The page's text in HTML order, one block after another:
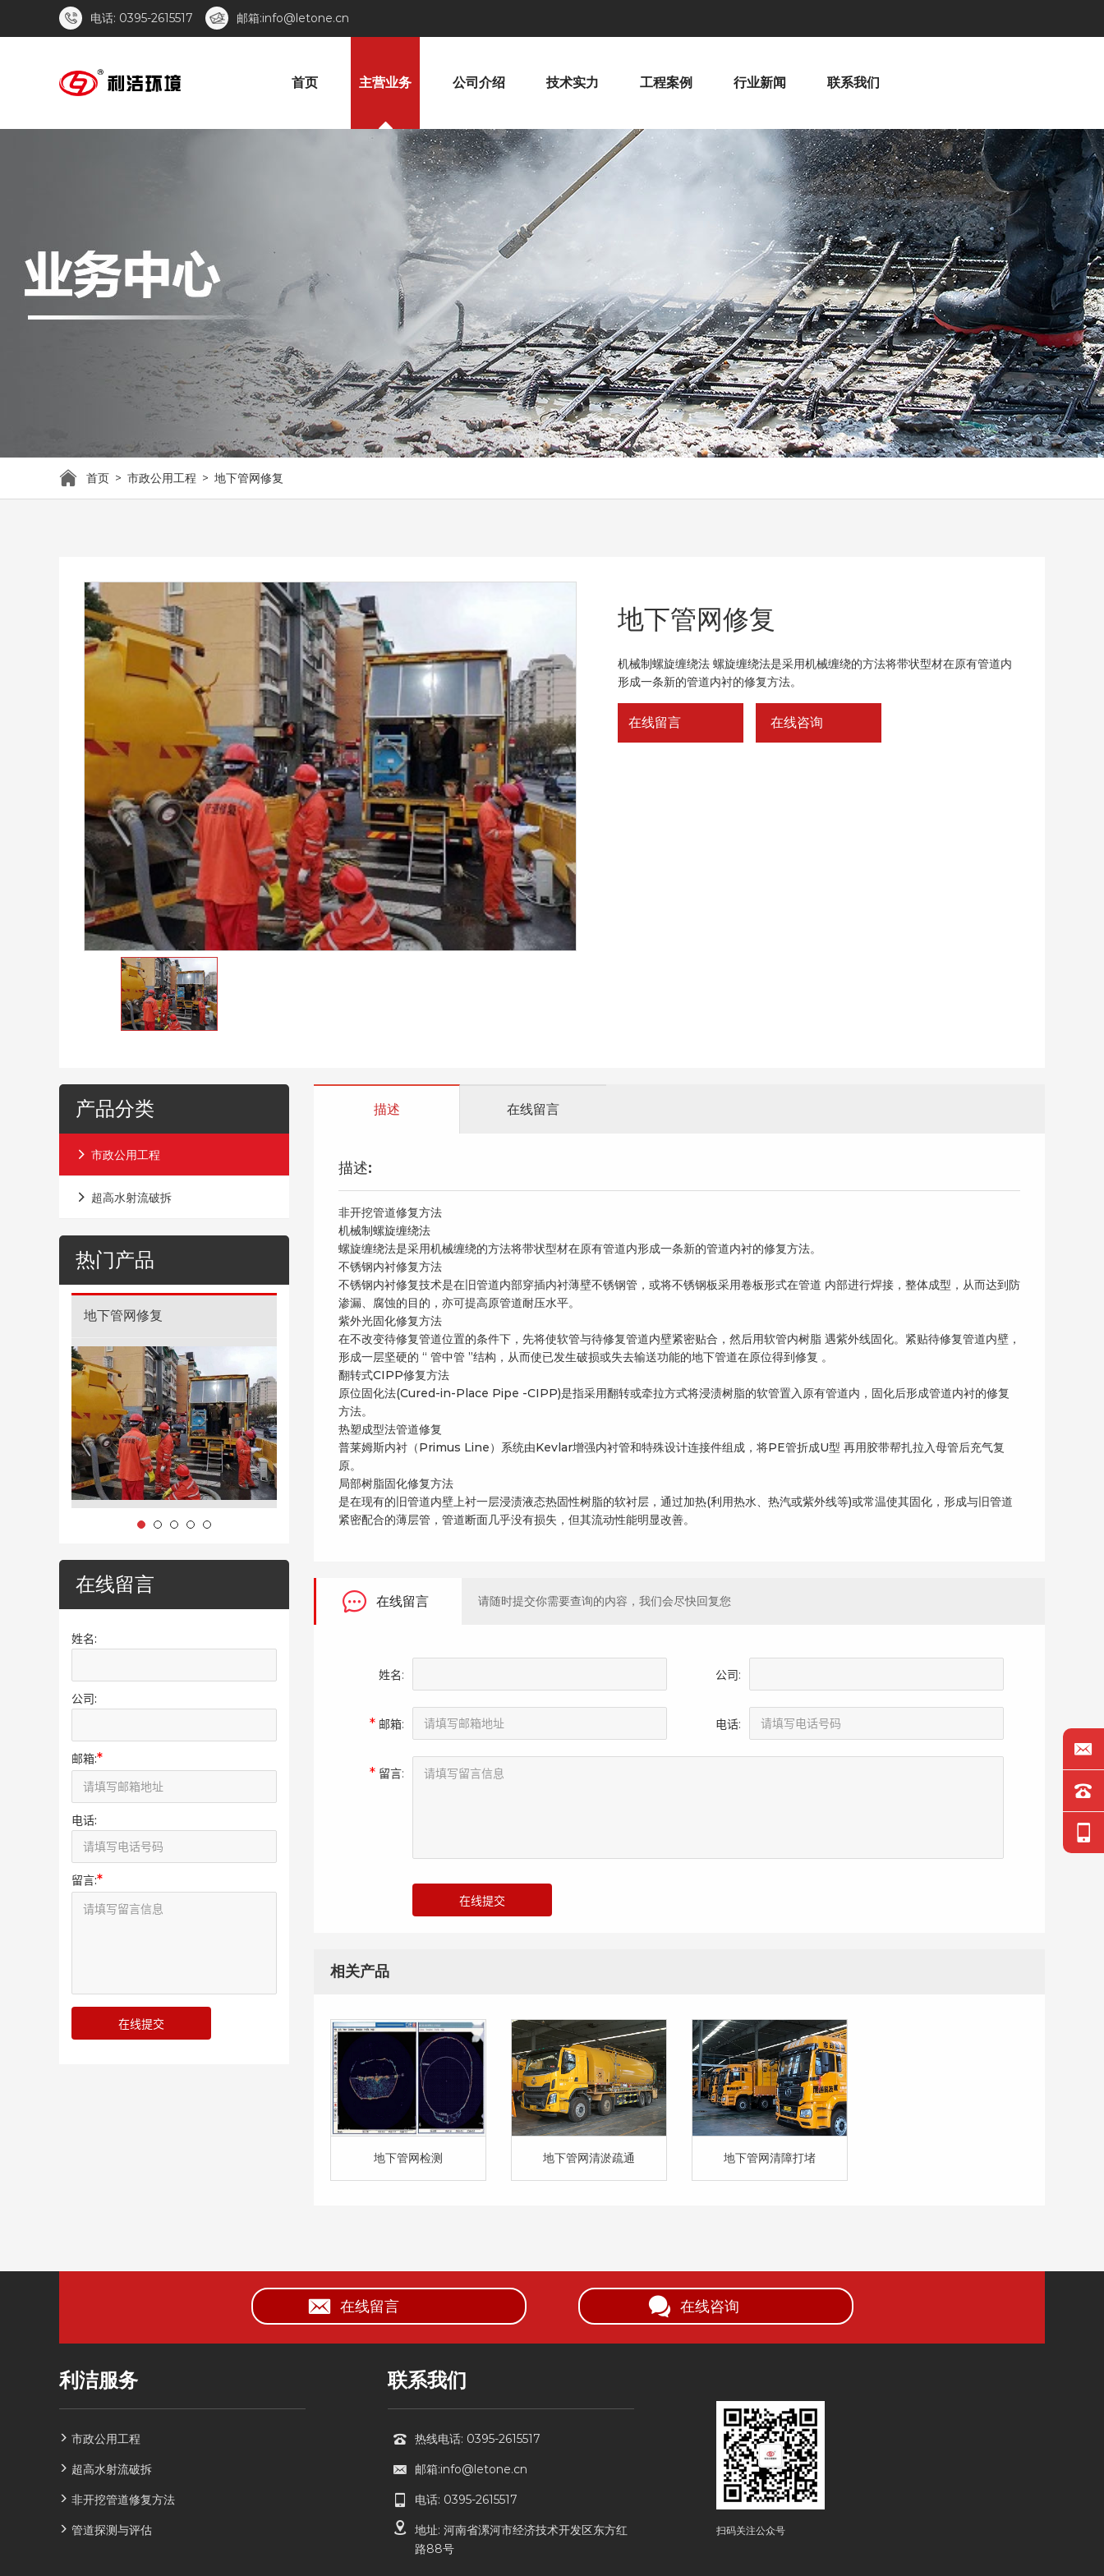
电话: 0395-2615517 邮箱:info@letone.cn
首页 主营业务 公司介绍 技术实力 工程案例 行业新闻 联系我们
首页 > 市政公用工程 > 地下管网修复
地下管网修复
机械制螺旋缠绕法 螺旋缠绕法是采用机械缠绕的方法将带状型材在原有管道内
形成一条新的管道内衬的修复方法。
在线留言 在线咨询
产品分类
市政公用工程
超高水射流破拆
热门产品
地下管网修复 地下管网清障打堵
在线留言
姓名:
公司:
邮箱:*
电话:
留言:*
描述 在线留言
描述:
非开挖管道修复方法
机械制螺旋缠绕法
螺旋缠绕法是采用机械缠绕的方法将带状型材在原有管道内形成一条新的管道内衬的修复方法。
不锈钢内衬修复方法
不锈钢内衬修复技术是在旧管道内部穿插内衬薄壁不锈钢管，或将不锈钢板采用卷板形式在管道 内部进行焊接，整体成型，从而达到防
渗漏、腐蚀的目的，亦可提高原管道耐压水平。
紫外光固化修复方法
在不改变待修复管道位置的条件下，先将使软管与待修复管道内壁紧密贴合，然后用软管内树脂 遇紫外线固化。紧贴待修复管道内壁，
形成一层坚硬的 “ 管中管 ”结构，从而使已发生破损或失去输送功能的地下管道在原位得到修复 。
翻转式CIPP修复方法
原位固化法(Cured-in-Place Pipe -CIPP)是指采用翻转或牵拉方式将浸渍树脂的软管置入原有管道内，固化后形成管道内衬的修复
方法。
热塑成型法管道修复
普莱姆斯内衬（Primus Line）系统由Kevlar增强内衬管和特殊设计连接件组成，将PE管折成U型 再用胶带帮扎拉入母管后充气复
原。
局部树脂固化修复方法
是在现有的旧管道内壁上衬一层浸渍液态热固性树脂的软衬层，通过加热(利用热水、热汽或紫外线等)或常温使其固化，形成与旧管道
紧密配合的薄层管，管道断面几乎没有损失，但其流动性能明显改善。
在线留言 请随时提交你需要查询的内容，我们会尽快回复您
姓名: 公司:
邮箱:
* 电话:
留言:
*
相关产品
测（简称QV检测）、
地下管网检测
快，容量大，运输方
便。
地下管网清淤疏通
行。同时利用大流量
高压泵推进水束将污
物集中带出至井口。
地下管网清障打堵
在线留言 在线咨询
利洁服务
市政公用工程
超高水射流破拆
非开挖管道修复方法
管道探测与评估
联系我们
热线电话: 0395-2615517
邮箱:info@letone.cn
电话: 0395-2615517
地址: 河南省漯河市经济技术开发区东方红
路88号
扫码关注公众号